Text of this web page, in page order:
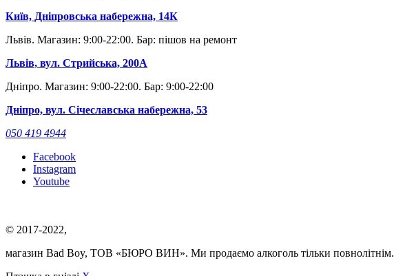
Київ, Дніпровська набережна, 14К
Львів. Магазин: 9:00-22:00. Бар: пішов на ремонт
Львів, вул. Стрийська, 200А
Дніпро. Магазин: 9:00-22:00. Бар: 9:00-22:00
Дніпро, вул. Січеславська набережна, 53
050 419 4944
Facebook
Instagram
Youtube
© 2017-2022,
магазин Bad Boy, ТОВ «БЮРО ВИН». Ми продаємо алкоголь тільки повнолітнім.